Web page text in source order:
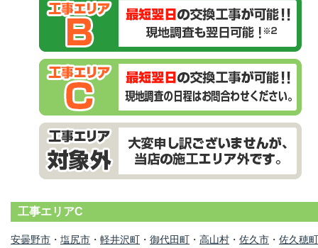
工事エリアC
安曇野市 ・ 塩尻市 ・ 軽井沢町 ・ 御代田町 ・ 高山村 ・ 佐久市 ・ 佐久穂町